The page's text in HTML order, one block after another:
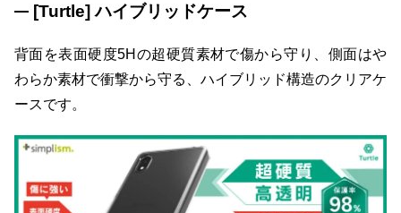
[Turtle] ハイブリッドケース
背面を表面硬度5Hの超硬質素材で傷から守り、側面はや
わらか素材で衝撃から守る、ハイブリッド構造のクリアケ
ースです。